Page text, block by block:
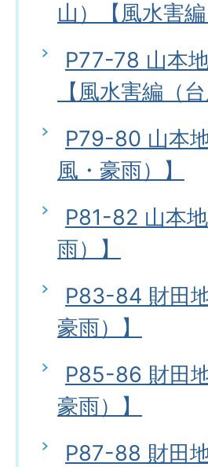
山）【風水害
P77-78 山本
【風水害編（
P79-80 山本
風・豪雨）】
P81-82 山本
雨）】
P83-84 財田
豪雨）】
P85-86 財田
豪雨）】
P87-88 財田